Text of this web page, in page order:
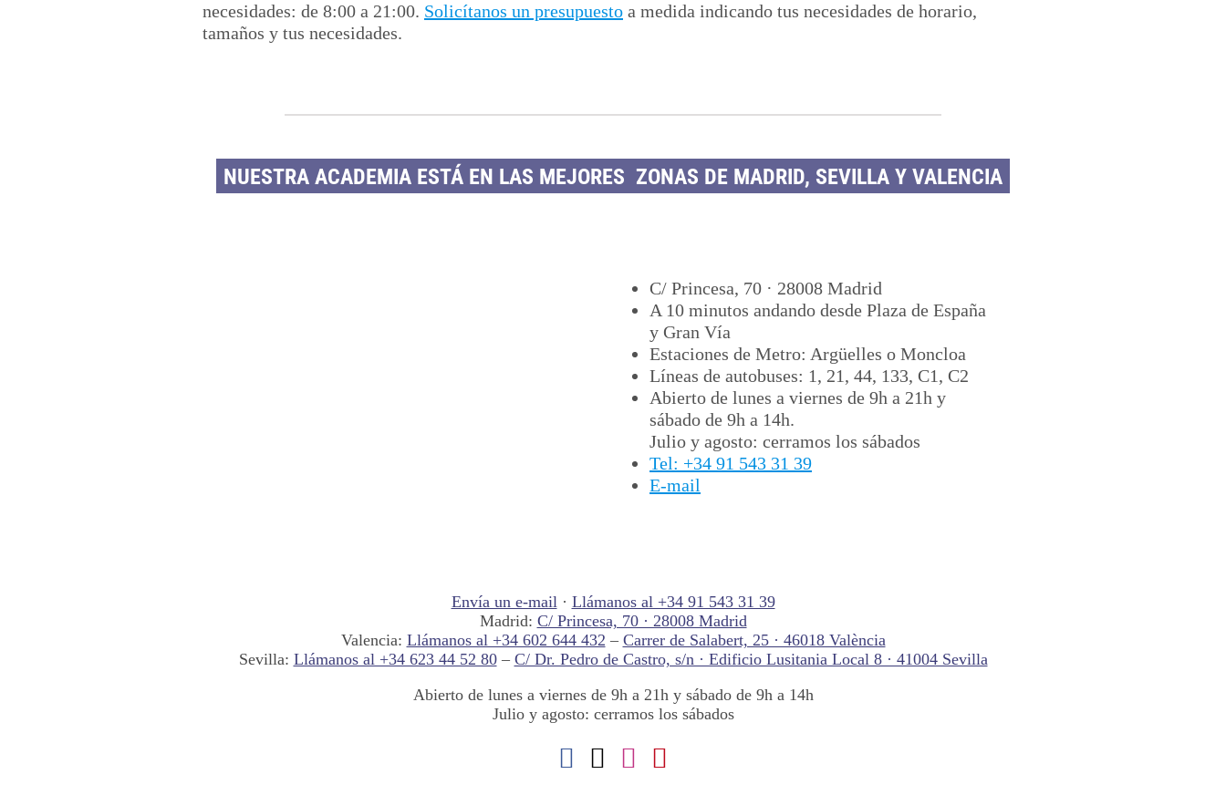
necesidades: de 8:00 a 21:00. Solicítanos un presupuesto a medida indicando tus necesidades de horario,
tamaños y tus necesidades.
NUESTRA ACADEMIA ESTÁ EN LAS MEJORES ZONAS DE MADRID, SEVILLA Y VALENCIA
C/ Princesa, 70 · 28008 Madrid
A 10 minutos andando desde Plaza de España
y Gran Vía
Estaciones de Metro: Argüelles o Moncloa
Líneas de autobuses: 1, 21, 44, 133, C1, C2
Abierto de lunes a viernes de 9h a 21h y
sábado de 9h a 14h.
Julio y agosto: cerramos los sábados
Tel: +34 91 543 31 39
E-mail
Envía un e-mail· Llámanos al +34 91 543 31 39
Madrid: C/ Princesa, 70 · 28008 Madrid
Valencia: Llámanos al +34 602 644 432 – Carrer de Salabert, 25 · 46018 València
Sevilla: Llámanos al +34 623 44 52 80– C/ Dr. Pedro de Castro, s/n · Edificio Lusitania Local 8 · 41004 Sevilla
Abierto de lunes a viernes de 9h a 21h y sábado de 9h a 14h
Julio y agosto: cerramos los sábados